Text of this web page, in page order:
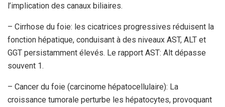
l’implication des canaux biliaires.
– Cirrhose du foie: les cicatrices progressives réduisent la
fonction hépatique, conduisant à des niveaux AST, ALT et
GGT persistamment élevés. Le rapport AST: Alt dépasse
souvent 1.
– Cancer du foie (carcinome hépatocellulaire): La
croissance tumorale perturbe les hépatocytes, provoquant